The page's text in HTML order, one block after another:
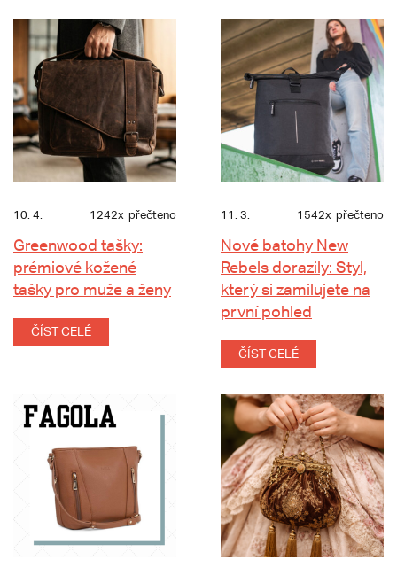
10. 4. 1242x přečteno
Greenwood tašky:
prémiové kožené
tašky pro muže a ženy
ČÍST CELÉ
11. 3. 1542x přečteno
Nové batohy New
Rebels dorazily: Styl,
který si zamilujete na
první pohled
ČÍST CELÉ